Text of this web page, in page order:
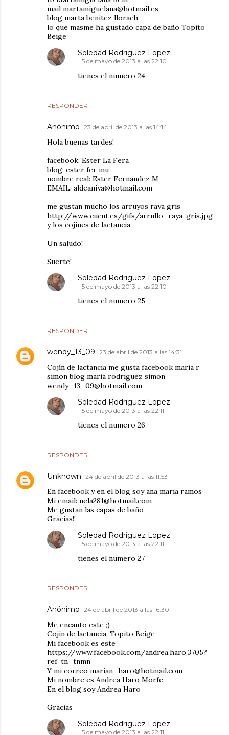
mail martamiguelana@hotmail.es
blog marta benitez llorach
lo que masme ha gustado capa de baño Topito
Beige
RESPONDER
Soledad Rodriguez Lopez
5 de mayo de 2013 a las 22:10
tienes el numero 24
Anónimo 23 de abril de 2013 a las 14:14
Hola buenas tardes!
facebook: Ester La Fera
blog: ester fer mu
nombre real: Ester Fernandez M
EMAIL: aldeaniya@hotmail.com
me gustan mucho los arruyos raya gris
http://www.cucut.es/gifs/arrullo_raya-gris.jpg
y los cojines de lactancia,
Un saludo!
Suerte!
RESPONDER
Soledad Rodriguez Lopez
5 de mayo de 2013 a las 22:10
tienes el numero 25
wendy_13_09 23 de abril de 2013 a las 14:31
Cojín de lactancia me gusta facebook maria r
simon blog maria rodriguez simon
wendy_13_09@hotmail.com
RESPONDER
Soledad Rodriguez Lopez
5 de mayo de 2013 a las 22:11
tienes el numero 26
Unknown 24 de abril de 2013 a las 11:53
En facebook y en el blog soy ana maria ramos
Mi email: nela281@hotmail.com
Me gustan las capas de baño
Gracias!!
RESPONDER
Soledad Rodriguez Lopez
5 de mayo de 2013 a las 22:11
tienes el numero 27
Anónimo 24 de abril de 2013 a las 16:30
Me encanto este ;)
Cojín de lactancia. Topito Beige
Mi facebook es este
https://www.facebook.com/andrea.haro.3705?
ref=tn_tnmn
Y mi correo marian_haro@hotmail.com
Mi nombre es Andrea Haro Morfe
En el blog soy Andrea Haro
Gracias
Soledad Rodriguez Lopez
5 de mayo de 2013 a las 22:11